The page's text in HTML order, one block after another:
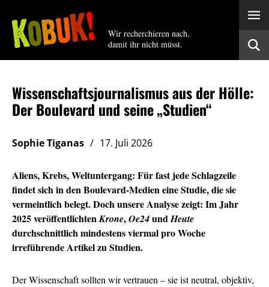
Wir recherchieren nach,
damit ihr nicht müsst.
Wissenschaftsjournalismus aus der Hölle:
Der Boulevard und seine „Studien“
Sophie Tiganas 17. Juli 2026
Aliens, Krebs, Weltuntergang: Für fast jede Schlagzeile
findet sich in den Boulevard-Medien eine Studie, die sie
vermeintlich belegt. Doch unsere Analyse zeigt: Im Jahr
2025 veröffentlichtenKrone,Oe24undHeute
durchschnittlich mindestens viermal pro Woche
irreführende Artikel zu Studien.
Der Wissenschaft sollten wir vertrauen – sie ist neutral, objektiv,